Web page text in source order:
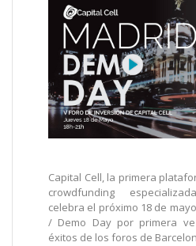
Capital Cell, la primera
crowdfunding
celebra el próximo 18 de
/ Demo Day por primera
éxitos de los foros de